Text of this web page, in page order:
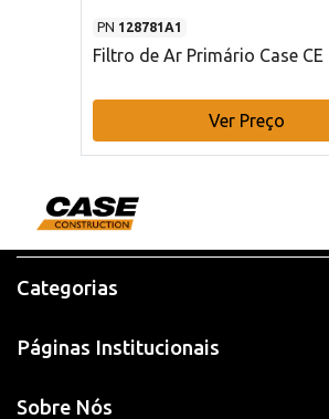
PN 128781A1
Filtro de Ar Primário Case CE
Ver Preço
Categorias
Páginas Institucionais
Sobre Nós